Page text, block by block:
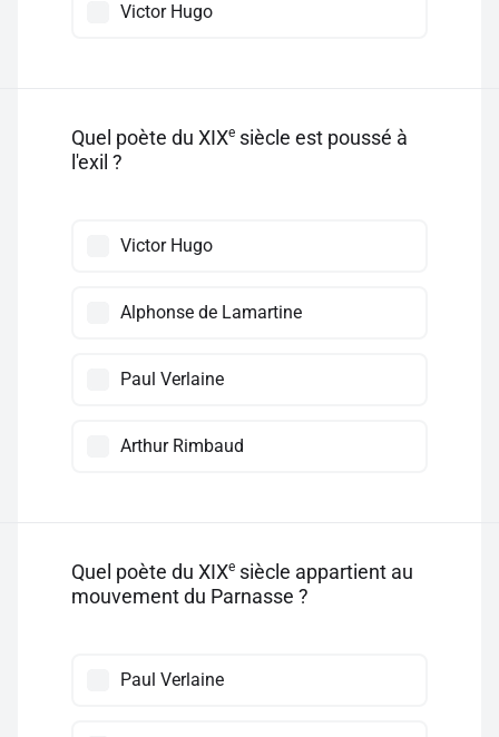
Victor Hugo
Quel poète du XIXe siècle est poussé à
l'exil ?
Victor Hugo
Alphonse de Lamartine
Paul Verlaine
Arthur Rimbaud
Quel poète du XIXe siècle appartient au
mouvement du Parnasse ?
Paul Verlaine